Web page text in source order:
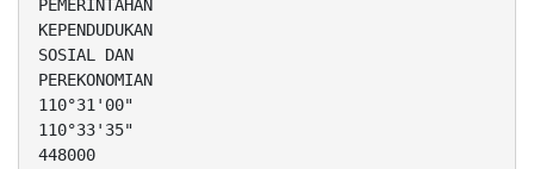
PEMERINTAHAN
KEPENDUDUKAN
SOSIAL DAN
PEREKONOMIAN
110°31'00"
110°33'35"
448000